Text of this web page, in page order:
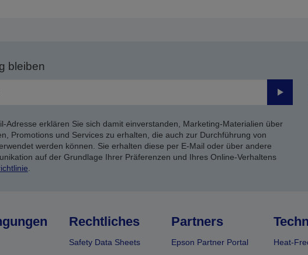
bleiben
Senden
Adresse erklären Sie sich damit einverstanden, Marketing-Materialien über
Promotions und Services zu erhalten, die auch zur Durchführung von
werden können. Sie erhalten diese per E-Mail oder über andere
auf der Grundlage Ihrer Präferenzen und Ihres Online-Verhaltens
.
Rechtliches
Safety Data Sheets
Partners
Epson Partner Portal
Heat-